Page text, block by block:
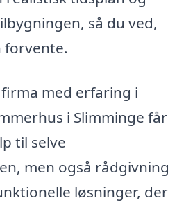
så du ved,
forvente.
med erfaring i
i Slimminge får
til selve
men også rådgivning
løsninger, der